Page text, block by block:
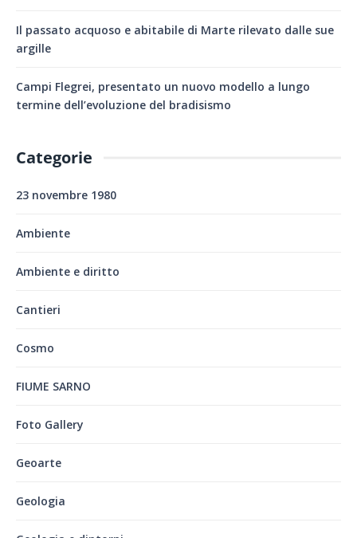
Il passato acquoso e abitabile di Marte rilevato dalle sue
argille
Campi Flegrei, presentato un nuovo modello a lungo
termine dell’evoluzione del bradisismo
Categorie
23 novembre 1980
Ambiente
Ambiente e diritto
Cantieri
Cosmo
FIUME SARNO
Foto Gallery
Geoarte
Geologia